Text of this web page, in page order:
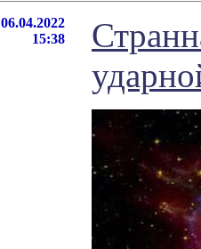
06.04.2022
15:38